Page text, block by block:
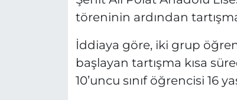
töreninin ardından tartışma
İddiaya göre, iki grup
başlayan tartışma kısa
10’uncu sınıf öğrencisi 16